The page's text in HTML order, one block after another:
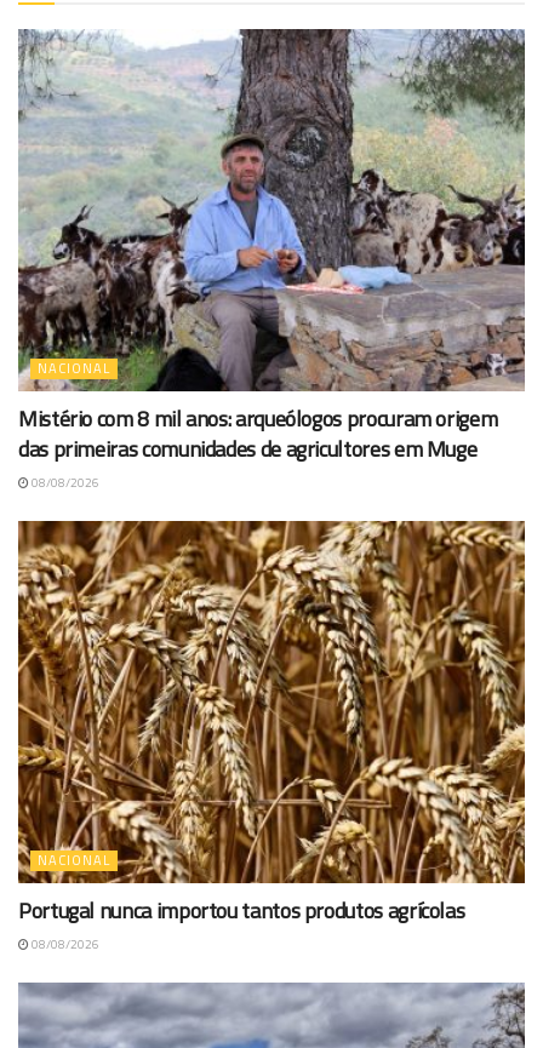
NACIONAL
Mistério com 8 mil anos: arqueólogos procuram origem
das primeiras comunidades de agricultores em Muge
08/08/2026
NACIONAL
Portugal nunca importou tantos produtos agrícolas
08/08/2026